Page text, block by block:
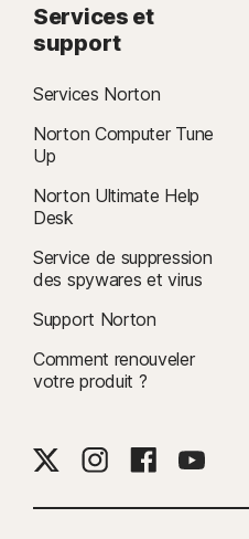
Services et
support
Services Norton
Norton Computer Tune
Up
Norton Ultimate Help
Desk
Service de suppression
des spywares et virus
Support Norton
Comment renouveler
votre produit ?